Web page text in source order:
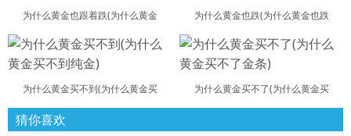
为什么黄金也跟着跌(为什么黄金 为什么黄金也跌(为什么黄金也跌
为什么黄金买不到(为什么黄金买 为什么黄金买不了(为什么黄金买
猜你喜欢